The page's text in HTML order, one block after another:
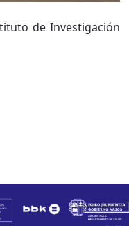
de Investigación